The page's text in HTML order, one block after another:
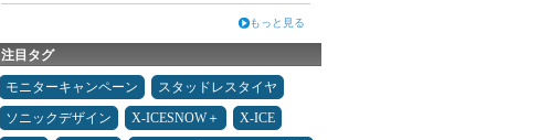
もっと見る
注目タグ
モニターキャンペーン
スタッドレスタイヤ
ソニックデザイン
X-ICESNOW＋
X-ICE